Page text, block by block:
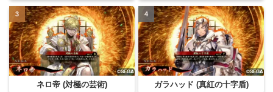
ネロ帝 (対極の芸術) ガラハッド (真紅の十字盾)